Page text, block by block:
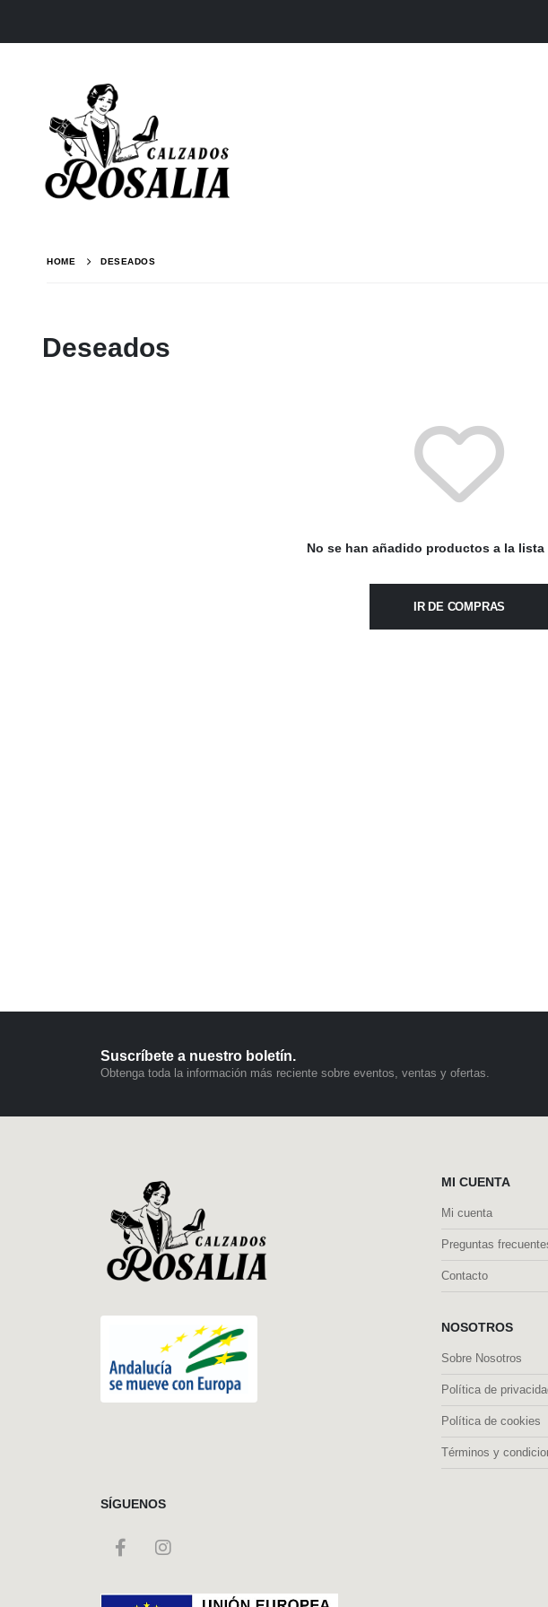
HOME DESEADOS
Deseados
No se han añadido productos a la lista
IR DE COMPRAS
Suscríbete a nuestro boletín.
Obtenga toda la información más reciente sobre eventos, ventas y ofertas.
MI CUENTA
Mi cuenta
Preguntas
Contacto
NOSOTROS
Sobre Nosotros
Política de
Política de cookies
Términos y
SÍGUENOS